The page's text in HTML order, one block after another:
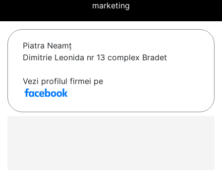
marketing
Piatra Neamţ
Dimitrie Leonida nr 13 complex Bradet
Vezi profilul firmei pe